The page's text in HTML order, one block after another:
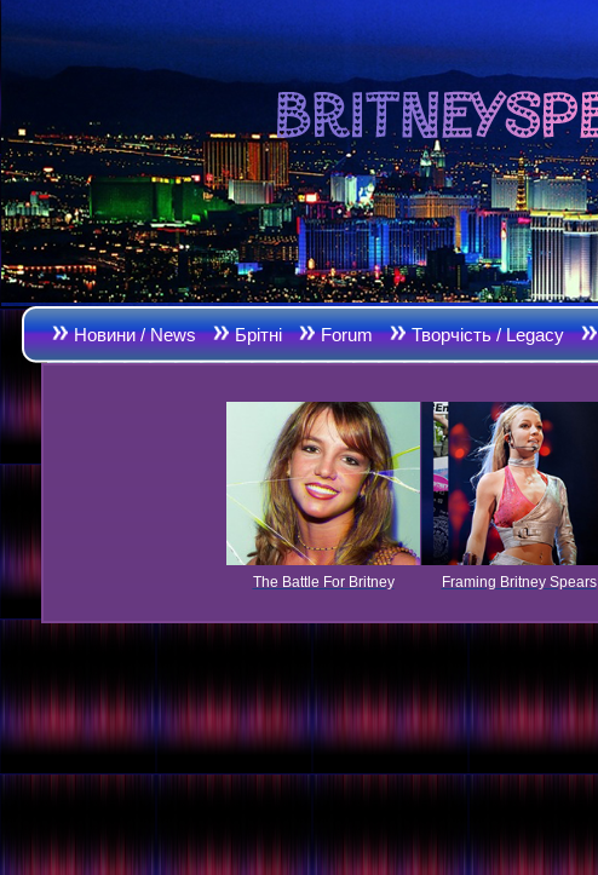
Новини / News Брітні Forum Творчість / Legacy
The Battle For Britney Framing Britney Spears